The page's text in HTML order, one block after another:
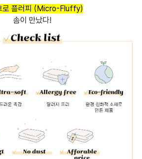
로 플러피 (Micro-Fluffy)
솜이 만났다!